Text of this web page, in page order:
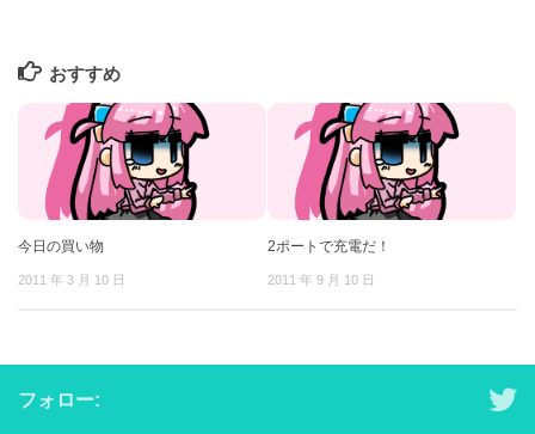
おすすめ
今日の買い物
2011 年 3 月 10 日
2ポートで充電だ！
2011 年 9 月 10 日
フォロー: